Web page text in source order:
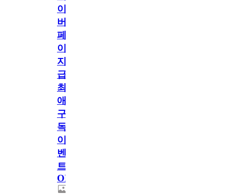
이
버
페
이
지
급!
최
애
구
독
이
벤
트
OPEN!